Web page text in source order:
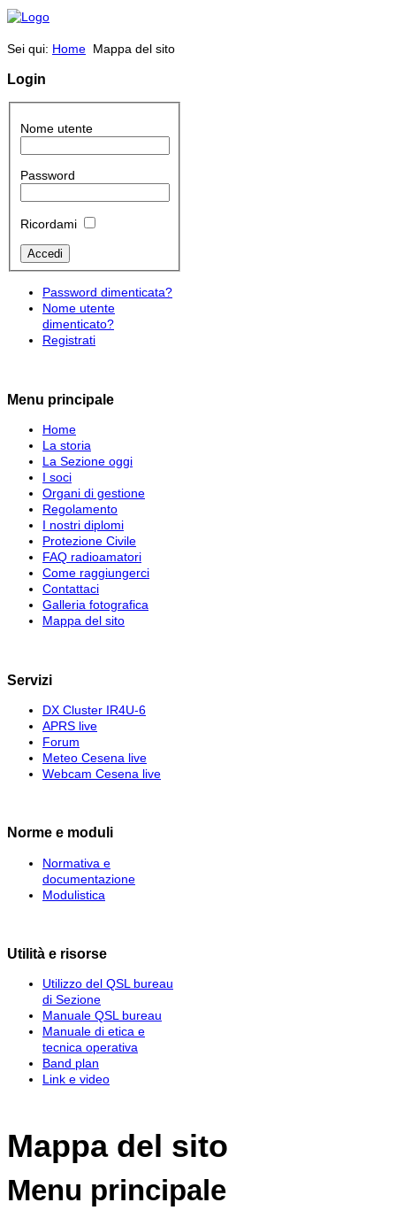
Sei qui: Home Mappa del sito
Login
Nome utente
Password
Ricordami
Password dimenticata?
Nome utente
dimenticato?
Registrati
Menu principale
Home
La storia
La Sezione oggi
I soci
Organi di gestione
Regolamento
I nostri diplomi
Protezione Civile
FAQ radioamatori
Come raggiungerci
Contattaci
Galleria fotografica
Mappa del sito
Servizi
DX Cluster IR4U-6
APRS live
Forum
Meteo Cesena live
Webcam Cesena live
Norme e moduli
Normativa e
documentazione
Modulistica
Utilità e risorse
Utilizzo del QSL bureau
di Sezione
Manuale QSL bureau
Manuale di etica e
tecnica operativa
Band plan
Link e video
Mappa del sito
Menu principale